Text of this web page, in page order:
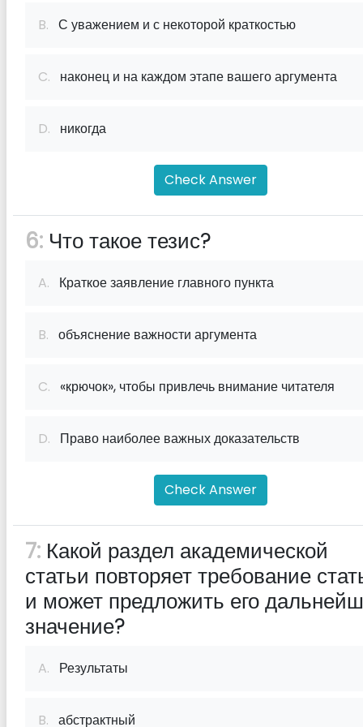
B. С уважением и с некоторой краткостью
C. наконец и на каждом этапе вашего аргумента
D. никогда
Check Answer
6: Что такое тезис?
A. Краткое заявление главного пункта
B. объяснение важности аргумента
C. «крючок», чтобы привлечь внимание читателя
D. Право наиболее важных доказательств
Check Answer
7: Какой раздел академической
статьи повторяет требование
и может предложить его
значение?
A. Результаты
B. абстрактный